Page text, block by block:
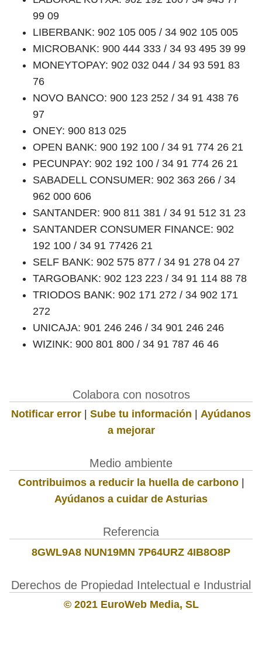
99 09
LIBERBANK: 902 105 005 / 34 902 105 005
MICROBANK: 900 444 333 / 34 93 495 39 99
MONEYTOPAY: 902 032 044 / 34 93 591 83
76
NOVO BANCO: 900 123 252 / 34 91 438 76
97
ONEY: 900 813 025
OPEN BANK: 900 192 100 / 34 91 774 26 21
PECUNPAY: 902 192 100 / 34 91 774 26 21
SABADELL CONSUMER: 902 363 266 / 34
962 000 606
SANTANDER: 900 811 381 / 34 91 512 31 23
SANTANDER CONSUMER FINANCE: 902
192 100 / 34 91 77426 21
SELF BANK: 902 575 877 / 34 91 278 04 27
TARGOBANK: 902 123 223 / 34 91 114 88 78
TRIODOS BANK: 902 171 272 / 34 902 171
272
UNICAJA: 901 246 246 / 34 901 246 246
WIZINK: 900 801 800 / 34 91 787 46 46
Colabora con nosotros
Notificar error | Sube tu información | Ayúdanos
a mejorar
Medio ambiente
Contribuimos a reducir la huella de carbono|
Ayúdanos a cuidar de Asturias
Referencia
8GWL9A8 NUN19MN 7P64URZ 4IB8O8P
Derechos de Propiedad Intelectual e Industrial
© 2021 EuroWeb Media, SL